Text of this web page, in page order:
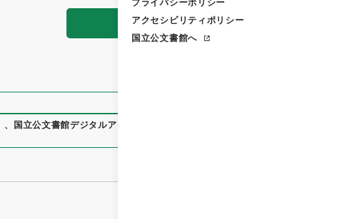
アクセシビリティポリシー
国立公文書館へ
閲覧
、 国立公文書館デジタルアーカイブ